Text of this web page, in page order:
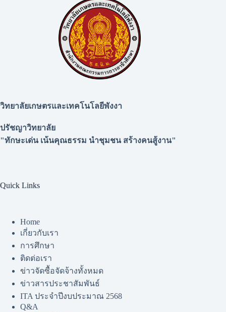
วิทยาลัยเกษตรและเทคโนโลยีพังงา
ปรัชญาวิทยาลัย
"ทักษะเด่น เน้นคุณธรรม นำชุมชน สร้างคนสู้งาน"
Quick Links
Home
เกี่ยวกับเรา
การศึกษา
ติดต่อเรา
ข่าวจัดซื้อจัดจ้างทั้งหมด
ข่าวสารประชาสัมพันธ์
ITA ประจำปีงบประมาณ 2568
Q&A